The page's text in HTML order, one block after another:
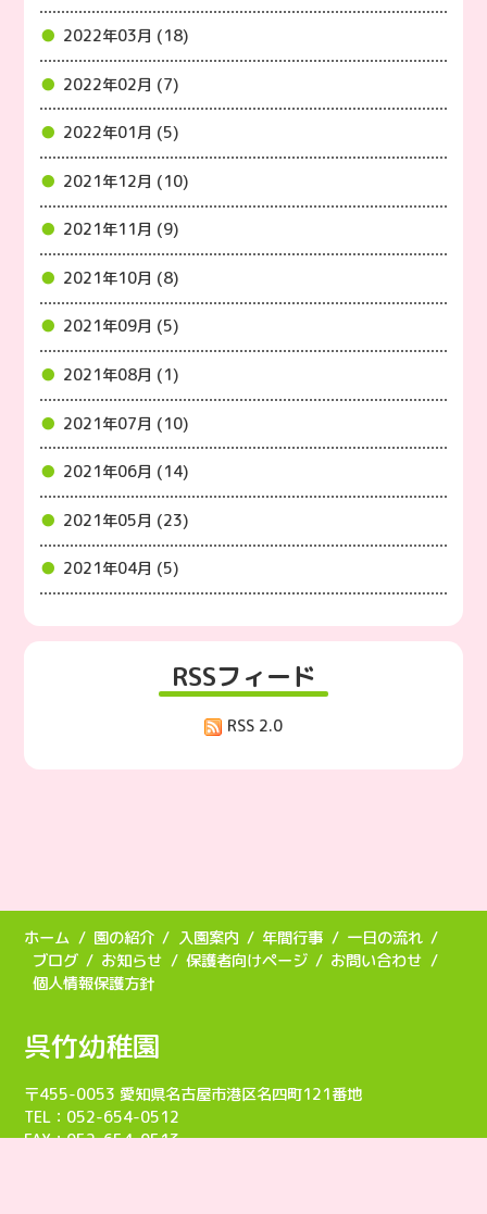
2022年03月 (18)
2022年02月 (7)
2022年01月 (5)
2021年12月 (10)
2021年11月 (9)
2021年10月 (8)
2021年09月 (5)
2021年08月 (1)
2021年07月 (10)
2021年06月 (14)
2021年05月 (23)
2021年04月 (5)
RSSフィード
RSS 2.0
ホーム 園の紹介 入園案内 年間行事
一日の流れ
ブログ
お知らせ 保護者向けページ
お問い合わせ
個人情報保護方針
呉竹幼稚園
〒455-0053 愛知県名古屋市港区名四町121番地
TEL：052-654-0512
FAX：052-654-0513